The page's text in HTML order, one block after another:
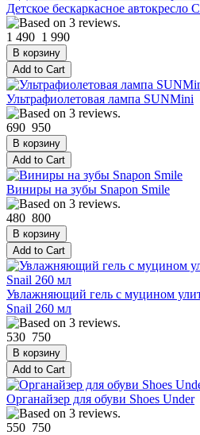
Детское бескаркасное автокресло
1 490 1 990
Ультрафиолетовая лампа SUNMini
690 950
Виниры на зубы Snapon Smile
480 800
Увлажняющий гель с муцином
Snail 260 мл
530 750
Органайзер для обуви Shoes Under
550 750